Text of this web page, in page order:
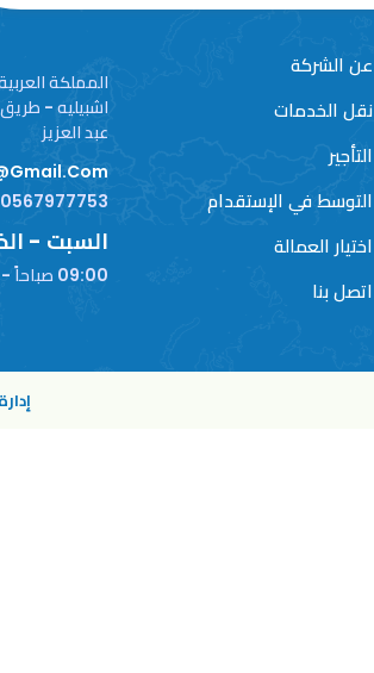
عن الشركة
نقل الخدمات
التأجير
التوسط في الإستقدام
اختيار العمالة
اتصل بنا
المملكة
اشبيليه -
عبد العزيز
0567977753
السبت -
09:00 صباحاً - 06:00 مساءً